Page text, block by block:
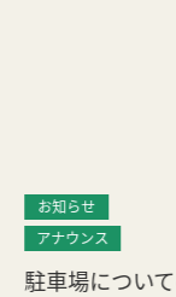
お知らせ
アナウンス
駐車場につい